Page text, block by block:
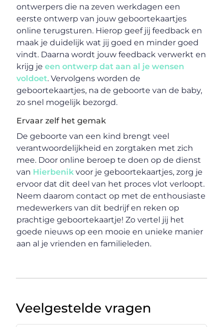
ontwerpers die na zeven werkdagen een
eerste ontwerp van jouw geboortekaartjes
online terugsturen. Hierop geef jij feedback en
maak je duidelijk wat jij goed en minder goed
vindt. Daarna wordt jouw feedback verwerkt en
krijg jeeen ontwerp dat aan al je wensen
voldoet. Vervolgens worden de
geboortekaartjes, na de geboorte van de baby,
zo snel mogelijk bezorgd.
Ervaar zelf het gemak
De geboorte van een kind brengt veel
verantwoordelijkheid en zorgtaken met zich
mee. Door online beroep te doen op de dienst
van Hierbenik voor je geboortekaartjes, zorg je
ervoor dat dit deel van het proces vlot verloopt.
Neem daarom contact op met de enthousiaste
medewerkers van dit bedrijf en reken op
prachtige geboortekaartje! Zo vertel jij het
goede nieuws op een mooie en unieke manier
aan al je vrienden en familieleden.
Veelgestelde vragen